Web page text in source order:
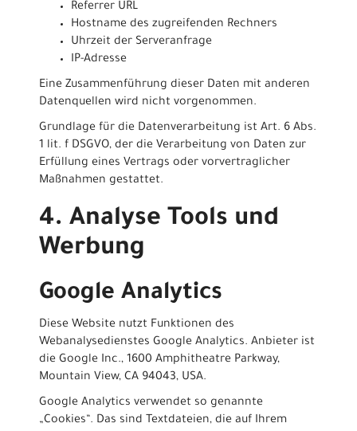
Referrer URL
Hostname des zugreifenden Rechners
Uhrzeit der Serveranfrage
IP-Adresse
Eine Zusammenführung dieser Daten mit anderen
Datenquellen wird nicht vorgenommen.
Grundlage für die Datenverarbeitung ist Art. 6 Abs.
1 lit. f DSGVO, der die Verarbeitung von Daten zur
Erfüllung eines Vertrags oder vorvertraglicher
Maßnahmen gestattet.
4. Analyse Tools und
Werbung
Google Analytics
Diese Website nutzt Funktionen des
Webanalysedienstes Google Analytics. Anbieter ist
die Google Inc., 1600 Amphitheatre Parkway,
Mountain View, CA 94043, USA.
Google Analytics verwendet so genannte
„Cookies“. Das sind Textdateien, die auf Ihrem